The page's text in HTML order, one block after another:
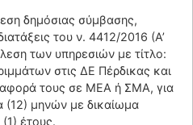
δημόσιας σύμβασης,
του ν. 4412/2016 (Α’
των υπηρεσιών με τίτλο:
στις ΔΕ Πέρδικας και
τους σε ΜΕΑ ή ΣΜΑ, για
(12) μηνών με δικαίωμα
ενός (1) έτους.